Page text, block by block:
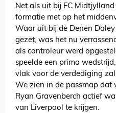
Net als uit bij FC
formatie met op het
Waar uit bij de Denen
gezet, was het nu
als controleur werd
speelde een prima
vlak voor de verdediging
We zien in de passmap
Ryan Gravenberch actief
van Liverpool te krijgen.